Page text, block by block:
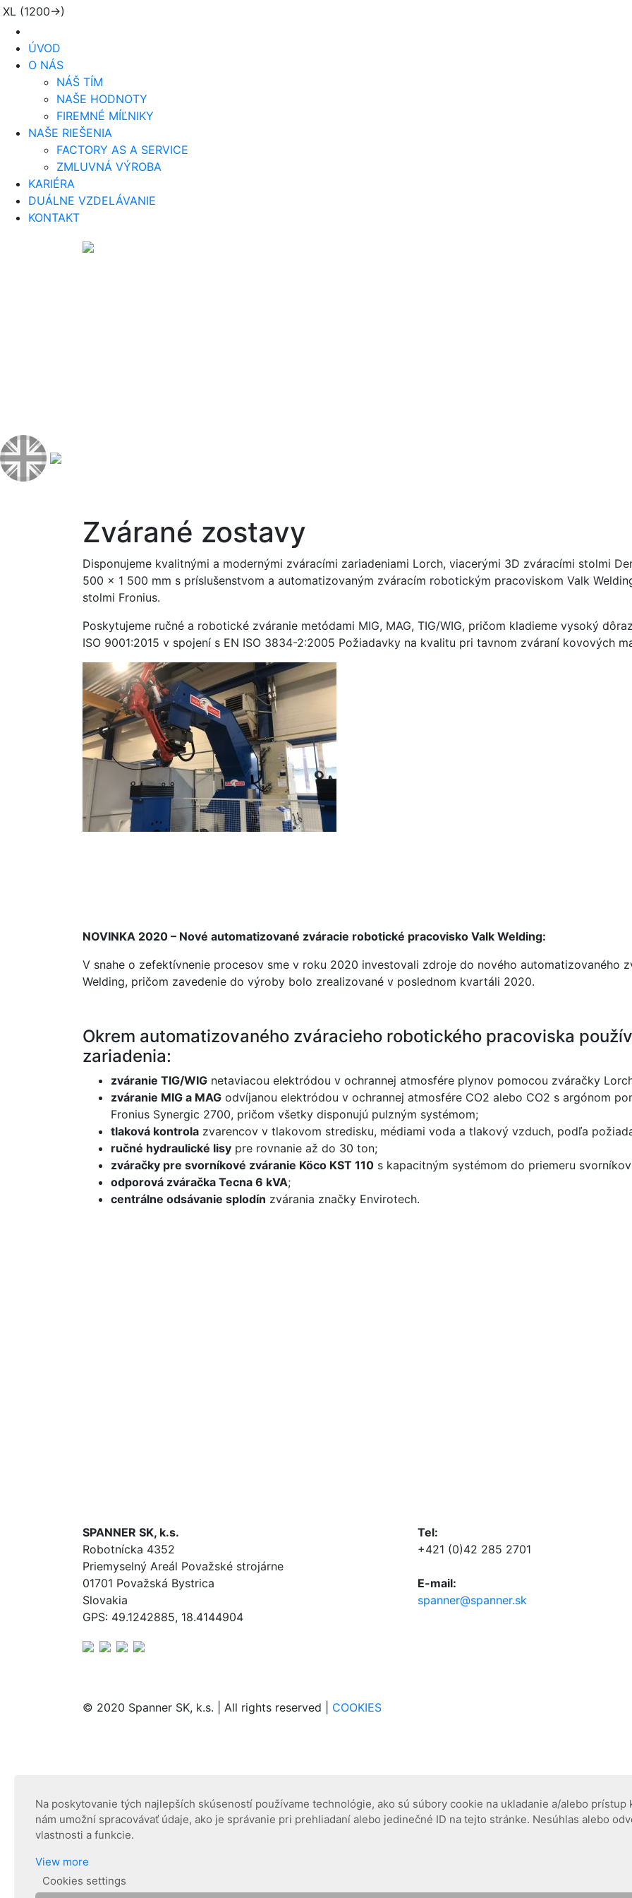
XL (1200->)
ÚVOD
O NÁS
NÁŠ TÍM
NAŠE HODNOTY
FIREMNÉ MÍĽNIKY
NAŠE RIEŠENIA
FACTORY AS A SERVICE
ZMLUVNÁ VÝROBA
KARIÉRA
DUÁLNE VZDELÁVANIE
KONTAKT
Zvárané zostavy
Disponujeme kvalitnými a modernými zváracími zariadeniami Lorch, viacerými 3D zváracími stolmi
500 x 1 500 mm s príslušenstvom a automatizovaným zváracím robotickým pracoviskom Valk
stolmi Fronius.
Poskytujeme ručné a robotické zváranie metódami MIG, MAG, TIG/WIG, pričom kladieme vysoký
ISO 9001:2015 v spojení s EN ISO 3834-2:2005 Požiadavky na kvalitu pri tavnom zváraní kovových
NOVINKA 2020 – Nové automatizované zváracie robotické pracovisko Valk Welding:
V snahe o zefektívnenie procesov sme v roku 2020 investovali zdroje do nového automatizovaného
Welding, pričom zavedenie do výroby bolo zrealizované v poslednom kvartáli 2020.
Okrem automatizovaného zváracieho robotického pracoviska
zariadenia:
zváranie TIG/WIG netaviacou elektródou v ochrannej atmosfére plynov pomocou zváračky
zváranie MIG a MAG odvíjanou elektródou v ochrannej atmosfére CO2 alebo CO2 s argónom
Fronius Synergic 2700, pričom všetky disponujú pulzným systémom;
tlaková kontrola zvarencov v tlakovom stredisku, médiami voda a tlakový vzduch, podľa
ručné hydraulické lisy pre rovnanie až do 30 ton;
zváračky pre svorníkové zváranie Köco KST 110 s kapacitným systémom do priemeru
odporová zváračka Tecna 6 kVA;
centrálne odsávanie splodín zvárania značky Envirotech.
SPANNER SK, k.s.
Robotnícka 4352
Priemyselný Areál Považské strojárne
01701 Považská Bystrica
Slovakia
GPS: 49.1242885, 18.4144904
Tel:
+421 (0)42 285 2701
E-mail:
spanner@spanner.sk
© 2020 Spanner SK, k.s. | All rights reserved | COOKIES
Na poskytovanie tých najlepších skúseností používame technológie, ako sú súbory cookie na ukladanie a/alebo
nám umožní spracovávať údaje, ako je správanie pri prehliadaní alebo jedinečné ID na tejto stránke. Nesúhlas alebo
vlastnosti a funkcie.
View more
Cookies settings